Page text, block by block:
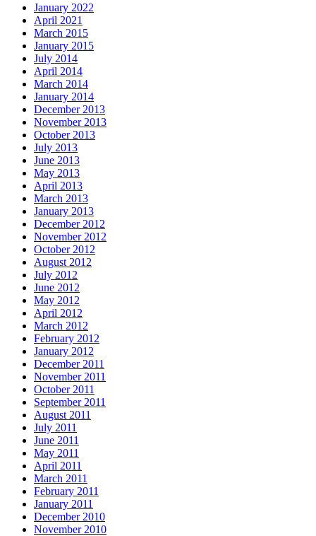
January 2022
April 2021
March 2015
January 2015
July 2014
April 2014
March 2014
January 2014
December 2013
November 2013
October 2013
July 2013
June 2013
May 2013
April 2013
March 2013
January 2013
December 2012
November 2012
October 2012
August 2012
July 2012
June 2012
May 2012
April 2012
March 2012
February 2012
January 2012
December 2011
November 2011
October 2011
September 2011
August 2011
July 2011
June 2011
May 2011
April 2011
March 2011
February 2011
January 2011
December 2010
November 2010